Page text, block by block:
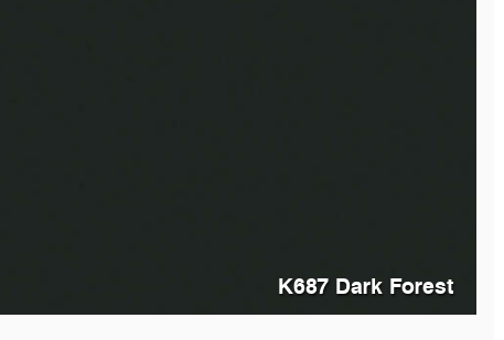
K7190Mamba Green
K687 Dark Forest